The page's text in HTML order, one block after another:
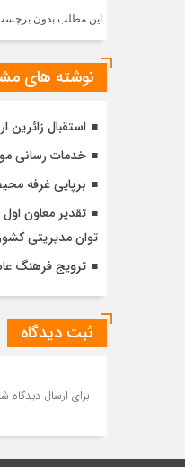
این مطلب بدون
نوشته های
استقبال
خدمات رسانی موکب
برپایی غرفه
تقدیر معاون
توان مدیریتی
ترویج فرهنگ
ثبت دیدگاه
برای ارسال دیدگاه